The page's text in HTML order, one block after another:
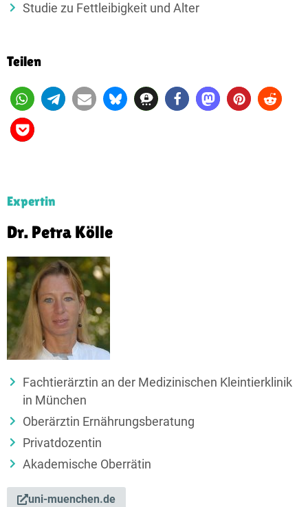
Studie zu Fettleibigkeit und Alter
Teilen
Expertin
Dr. Petra Kölle
Fachtierärztin an der Medizinischen Kleintierklinik
in München
Oberärztin Ernährungsberatung
Privatdozentin
Akademische Oberrätin
uni-muenchen.de